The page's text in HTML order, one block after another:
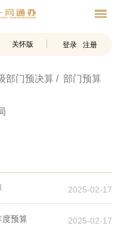
关怀版 登录 注册
部门预决算 / 部门预算
2025-02-17
度预算 2025-02-17